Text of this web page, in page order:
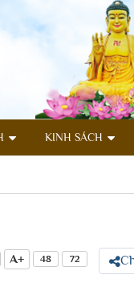
KINH SÁCH
A+ 48 72